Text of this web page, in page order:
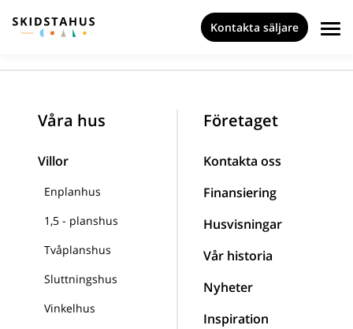
Kontakta säljare
Våra hus
Villor
Enplanhus
1,5 - planshus
Tvåplanshus
Sluttningshus
Vinkelhus
Företaget
Kontakta oss
Finansiering
Husvisningar
Vår historia
Nyheter
Inspiration